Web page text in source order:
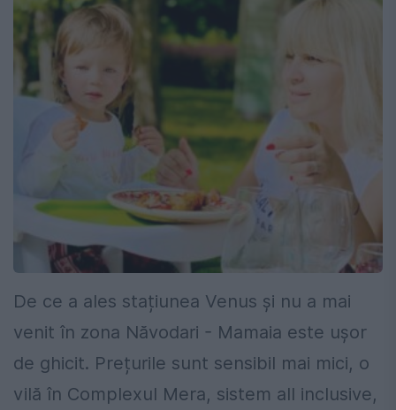
De ce a ales stațiunea Venus și nu a mai
venit în zona Năvodari - Mamaia este ușor
de ghicit. Prețurile sunt sensibil mai mici, o
vilă în Complexul Mera, sistem all inclusive,